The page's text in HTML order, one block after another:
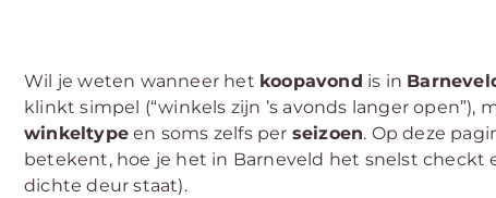
Wil je weten wanneer het koopavond is in
klinkt simpel (“winkels zijn ’s avonds langer
winkeltype en soms zelfs per seizoen. Op deze
betekent, hoe je het in Barneveld het snelst checkt
dichte deur staat).